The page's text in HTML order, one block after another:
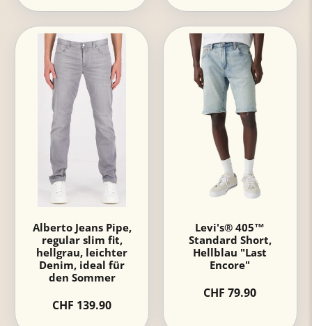
Alberto Jeans Pipe,
regular slim fit,
hellgrau, leichter
Denim, ideal für
den Sommer
CHF 139.90
Levi's® 405™
Standard Short,
Hellblau "Last
Encore"
CHF 79.90